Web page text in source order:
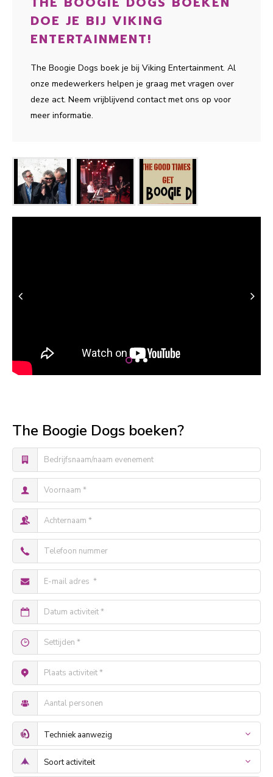
DOE JE BIJ VIKING
ENTERTAINMENT!
The Boogie Dogs boek je bij Viking Entertainment. Al
onze medewerkers helpen je graag met vragen over
deze act. Neem vrijblijvend contact met ons op voor
meer informatie.
The Boogie Dogs boeken?